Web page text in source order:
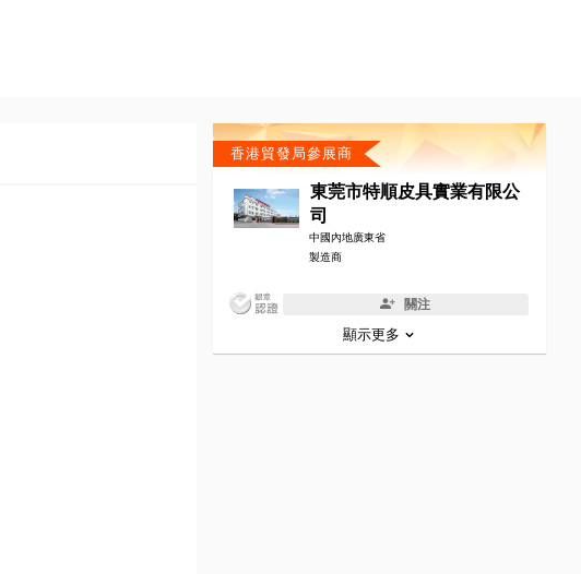
香港貿發局參展商
東莞市特順皮具實業有限公
司
中國內地廣東省
製造商
關注
顯示更多